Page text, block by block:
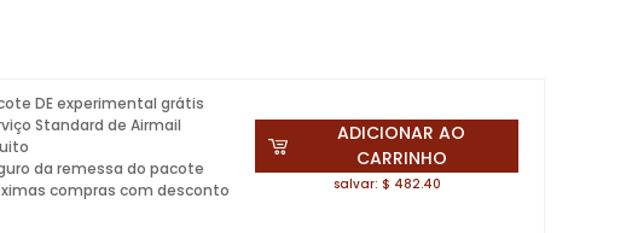
DE experimental grátis
Standard de Airmail
da remessa do pacote
compras com desconto
ADICIONAR AO
CARRINHO
salvar: $ 482.40